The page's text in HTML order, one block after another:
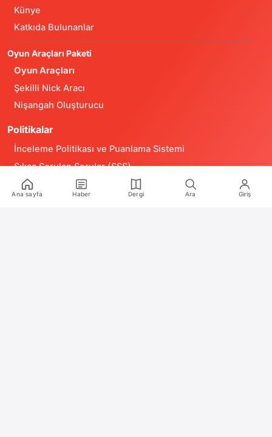
Künye
Katkıda Bulunanlar
Oyun Araçları Paketi
Oyun Araçları
Şekilli Nick Aracı
Nişangah Oluşturucu
Politikalar
İnceleme Politikası ve Puanlama Sistemi
Sıkça Sorulan Sorular (SSS)
Alıntı ve Yeniden Kullanım Politikası
Site Kullanım Koşulları (Yasal Uyarı)
Ana sayfa Haber Dergi Ara Giriş